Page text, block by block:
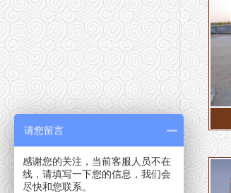
请您留言
感谢您的关注，当前客服人员不在
线，请填写一下您的信息，我们会
尽快和您联系。